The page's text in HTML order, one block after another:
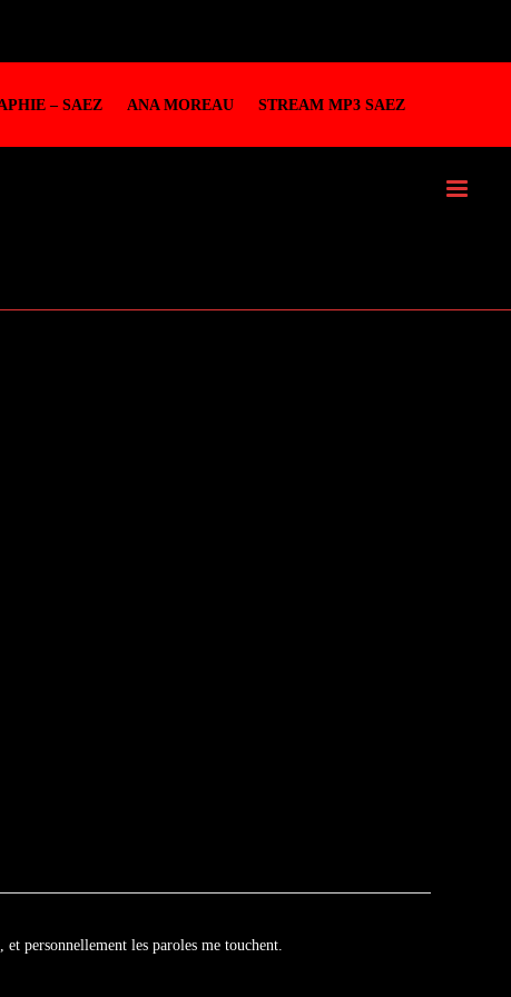
– SAEZ ANA MOREAU STREAM MP3 SAEZ
personnellement les paroles me touchent.